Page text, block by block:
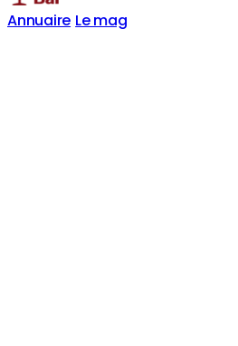
Annuaire Le mag